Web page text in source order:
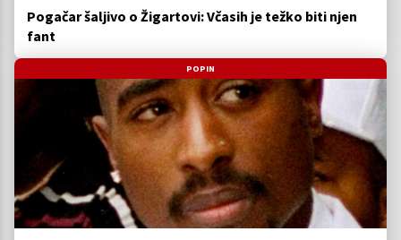
Pogačar šaljivo o Žigartovi: Včasih je težko biti njen
fant
POPIN